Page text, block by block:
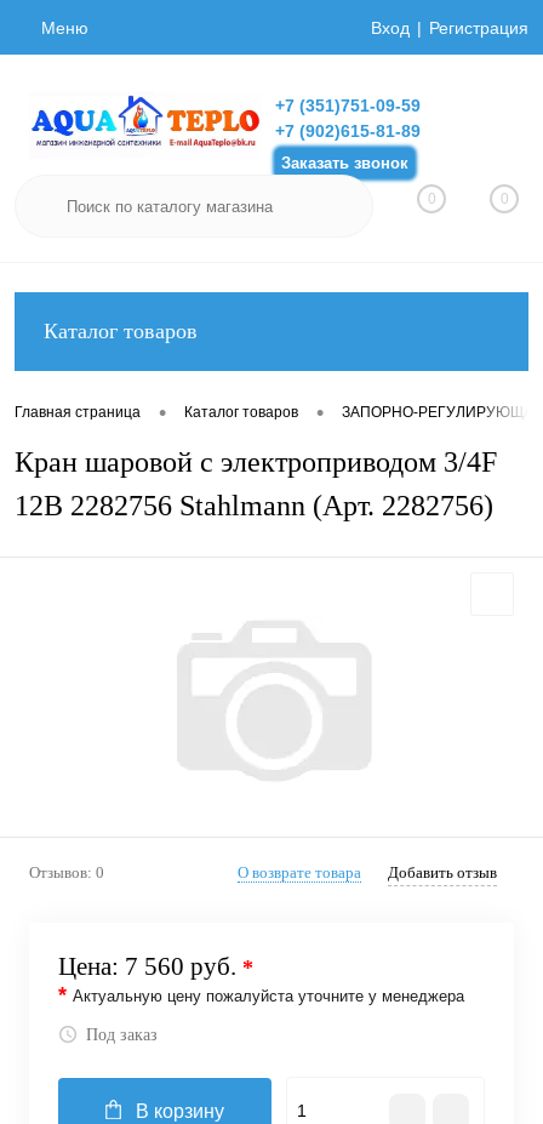
Меню Вход Регистрация
+7 (351)751-09-59
+7 (902)615-81-89
Заказать звонок
0 0
Каталог товаров
Главная страница • Каталог товаров • ЗАПОРНО-
Кран шаровой с электроприводом 3/4F
12В 2282756 Stahlmann (Арт. 2282756)
Отзывов: 0 О возврате товара Добавить отзыв
Цена: 7 560 руб. *
* Актуальную цену пожалуйста уточните у менеджера
Под заказ
В корзину